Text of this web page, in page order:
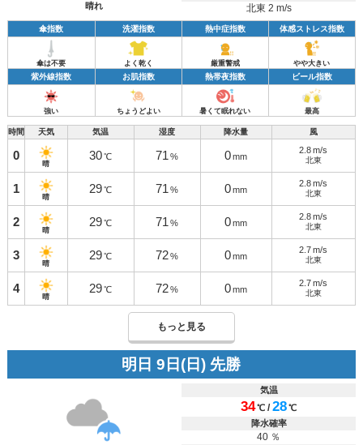
晴れ 北東 2 m/s
傘指数 洗濯指数 熱中症指数 体感ストレス指数
傘は不要 よく乾く 厳重警戒 やや大きい
紫外線指数 お肌指数 熱帯夜指数 ビール指数
強い ちょうどよい 暑くて眠れない 最高
時間 天気 気温 湿度 降水量 風
0
晴
30 ℃ 71 % 0 mm
2.8 m/s
北東
1
晴
29 ℃ 71 % 0 mm
2.8 m/s
北東
2
晴
29 ℃ 71 % 0 mm
2.8 m/s
北東
3
晴
29 ℃ 72 % 0 mm
2.7 m/s
北東
4
晴
29 ℃ 72 % 0 mm
2.7 m/s
北東
もっと見る
明日 9日(日) 先勝
気温
34℃ /28℃
降水確率
40 ％